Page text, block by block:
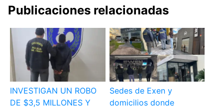
Publicaciones relacionadas
INVESTIGAN UN ROBO
DE $3,5 MILLONES Y
Sedes de Exen y
domicilios donde